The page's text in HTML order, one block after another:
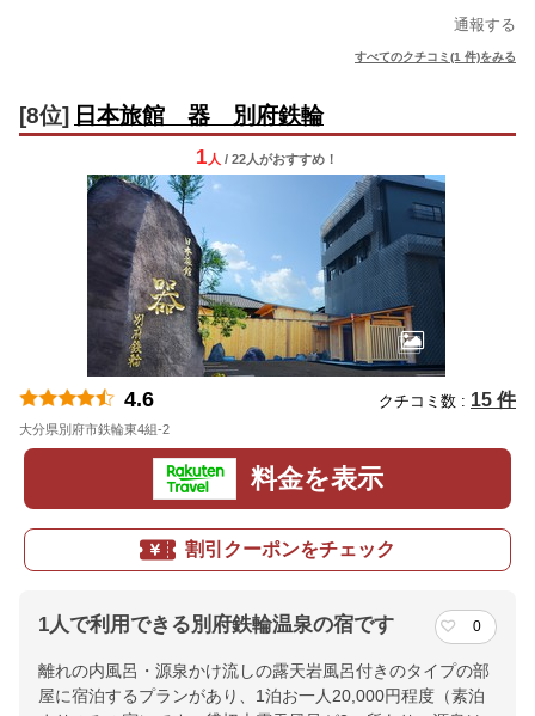
通報する
すべてのクチコミ(1 件)をみる
[8位] 日本旅館 器 別府鉄輪
1 人 / 22人がおすすめ！
4.6 クチコミ数 : 15 件
大分県別府市鉄輪東4組-2
料金を表示
割引クーポンをチェック
1人で利用できる別府鉄輪温泉の宿です 0
離れの内風呂・源泉かけ流しの露天岩風呂付きのタイプの部
屋に宿泊するプランがあり、1泊お一人20,000円程度（素泊